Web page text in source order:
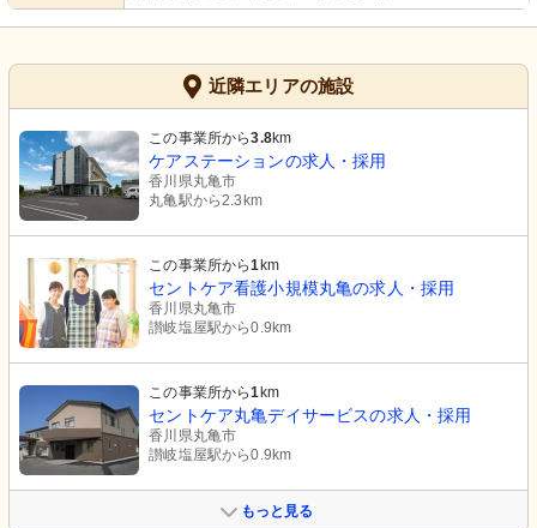
近隣エリアの施設
この事業所から3.8km
ケアステーションの求人・採用
香川県丸亀市
丸亀駅から2.3km
この事業所から1km
セントケア看護小規模丸亀の求人・採用
香川県丸亀市
讃岐塩屋駅から0.9km
この事業所から1km
セントケア丸亀デイサービスの求人・採用
香川県丸亀市
讃岐塩屋駅から0.9km
もっと見る